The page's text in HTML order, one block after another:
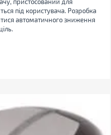
під користувача. Розробка
автоматичного зниження